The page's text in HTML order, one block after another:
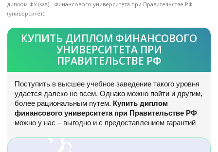
диплом ФУ (ФА) - Финансового университета при Правительстве РФ
(университет)
КУПИТЬ ДИПЛОМ ФИНАНСОВОГО
УНИВЕРСИТЕТА ПРИ
ПРАВИТЕЛЬСТВЕ РФ
Поступить в высшее учебное заведение такого уровня
удается далеко не всем. Однако можно пойти и другим,
более рациональным путем. Купить диплом
финансового университета при Правительстве РФ
можно у нас – выгодно и с предоставлением гарантий